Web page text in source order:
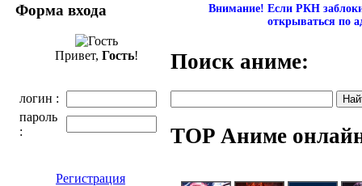
Форма входа
Привет, Гость!
логин :
пароль
:
Регистрация
Внимание! Если РКН
открываться по
Поиск аниме:
TOP Аниме